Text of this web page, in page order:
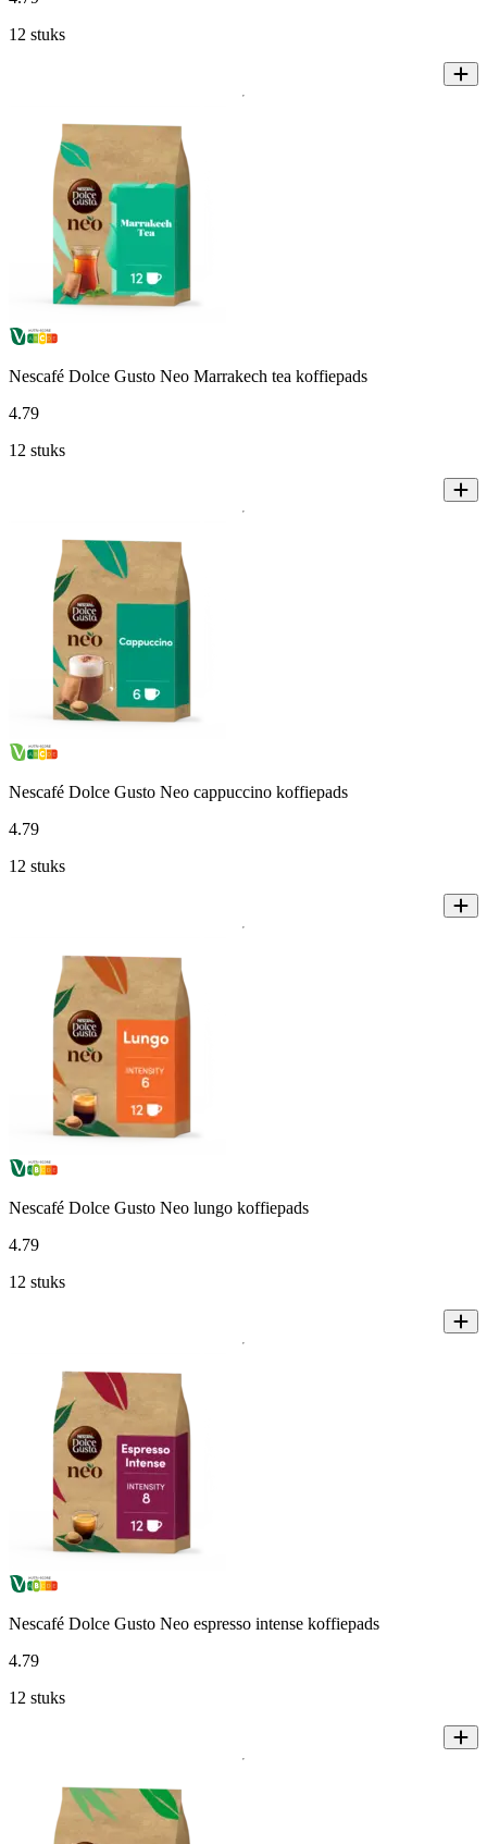
12 stuks
Nescafé Dolce Gusto Neo Marrakech tea koffiepads
4.79
12 stuks
Nescafé Dolce Gusto Neo cappuccino koffiepads
4.79
12 stuks
Nescafé Dolce Gusto Neo lungo koffiepads
4.79
12 stuks
Nescafé Dolce Gusto Neo espresso intense koffiepads
4.79
12 stuks